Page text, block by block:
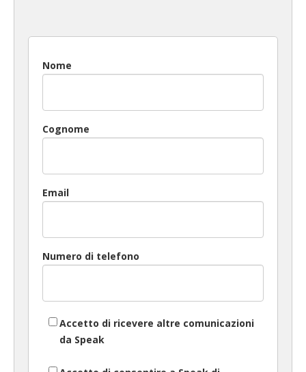
Nome
Cognome
Email
Numero di telefono
Accetto di ricevere altre comunicazioni
da Speak